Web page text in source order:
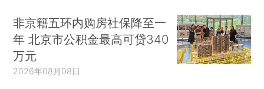
非京籍五环内购房社保降至一
年 北京市公积金最高可贷340
万元
2026年08月08日